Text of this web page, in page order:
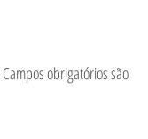
Campos obrigatórios são